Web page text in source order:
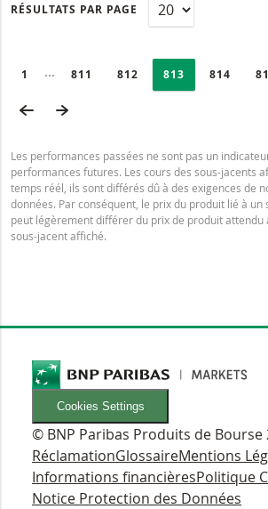
RÉSULTATS PAR PAGE
PAGE
1 Collapsed pages
PAGE
811 PAGE
812 Selected:
PAGE
813 PAGE
814
PAGE PRÉCÉDENTE
Les performances passées ne sont pas un
performances futures. Les cours des sous-jacents
temps réél, ils sont différés dû à des exigences de
données. Par conséquent, le prix du produit lié à un
peut légèrement différer du prix de produit attendu
sous-jacent affiché.
Cookies Settings
© BNP Paribas Produits de Bourse
RéclamationGlossaireMentions
Informations financièresPolitique
Notice Protection des Données